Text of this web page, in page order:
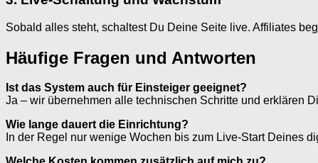
Sobald alles steht, schaltest Du Deine Seite live. Affiliates
Häufige Fragen und Antworten
Ist das System auch für Einsteiger geeignet?
Ja – wir übernehmen alle technischen Schritte und erklären
Wie lange dauert die Einrichtung?
In der Regel nur wenige Wochen bis zum Live-Start Deines